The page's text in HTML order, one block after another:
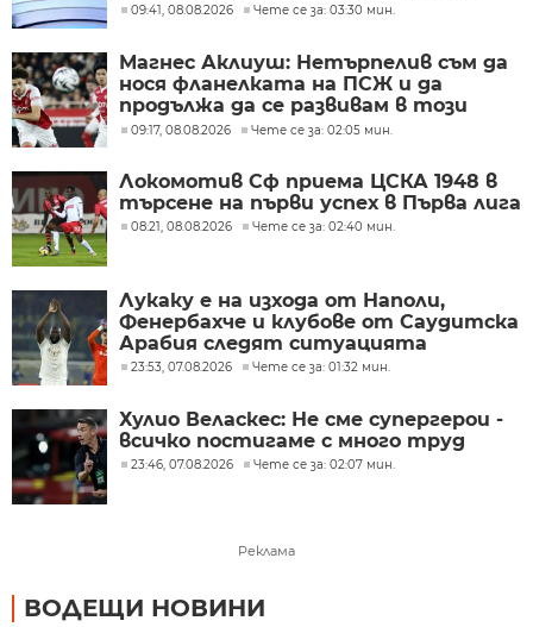
09:41, 08.08.2026 Чете се за: 03:30 мин.
Магнес Аклиуш: Нетърпелив съм да
нося фланелката на ПСЖ и да
продължа да се развивам в този
велик клуб
09:17, 08.08.2026 Чете се за: 02:05 мин.
Локомотив Сф приема ЦСКА 1948 в
търсене на първи успех в Първа лига
08:21, 08.08.2026 Чете се за: 02:40 мин.
Лукаку е на изхода от Наполи,
Фенербахче и клубове от Саудитска
Арабия следят ситуацията
23:53, 07.08.2026 Чете се за: 01:32 мин.
Хулио Веласкес: Не сме супергерои -
всичко постигаме с много труд
23:46, 07.08.2026 Чете се за: 02:07 мин.
Реклама
ВОДЕЩИ НОВИНИ